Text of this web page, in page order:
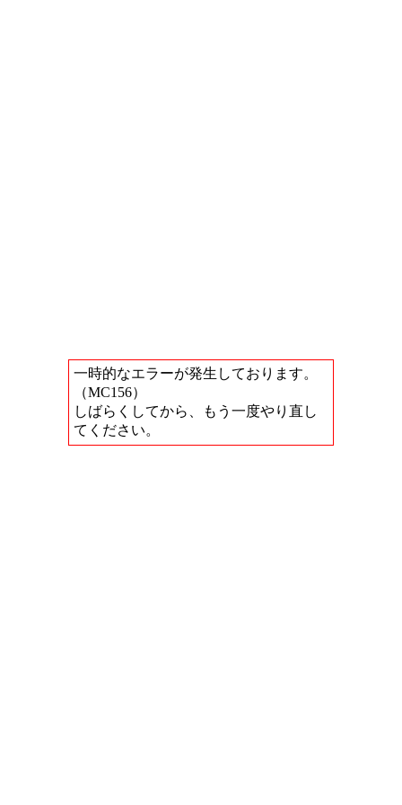
一時的なエラーが発生しております。
（MC156）
しばらくしてから、もう一度やり直し
てください。